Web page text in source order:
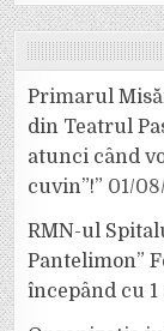
Primarul
din Teatrul
atunci când
cuvin”!” 01/
RMN-ul
Pantelimon”
începând cu